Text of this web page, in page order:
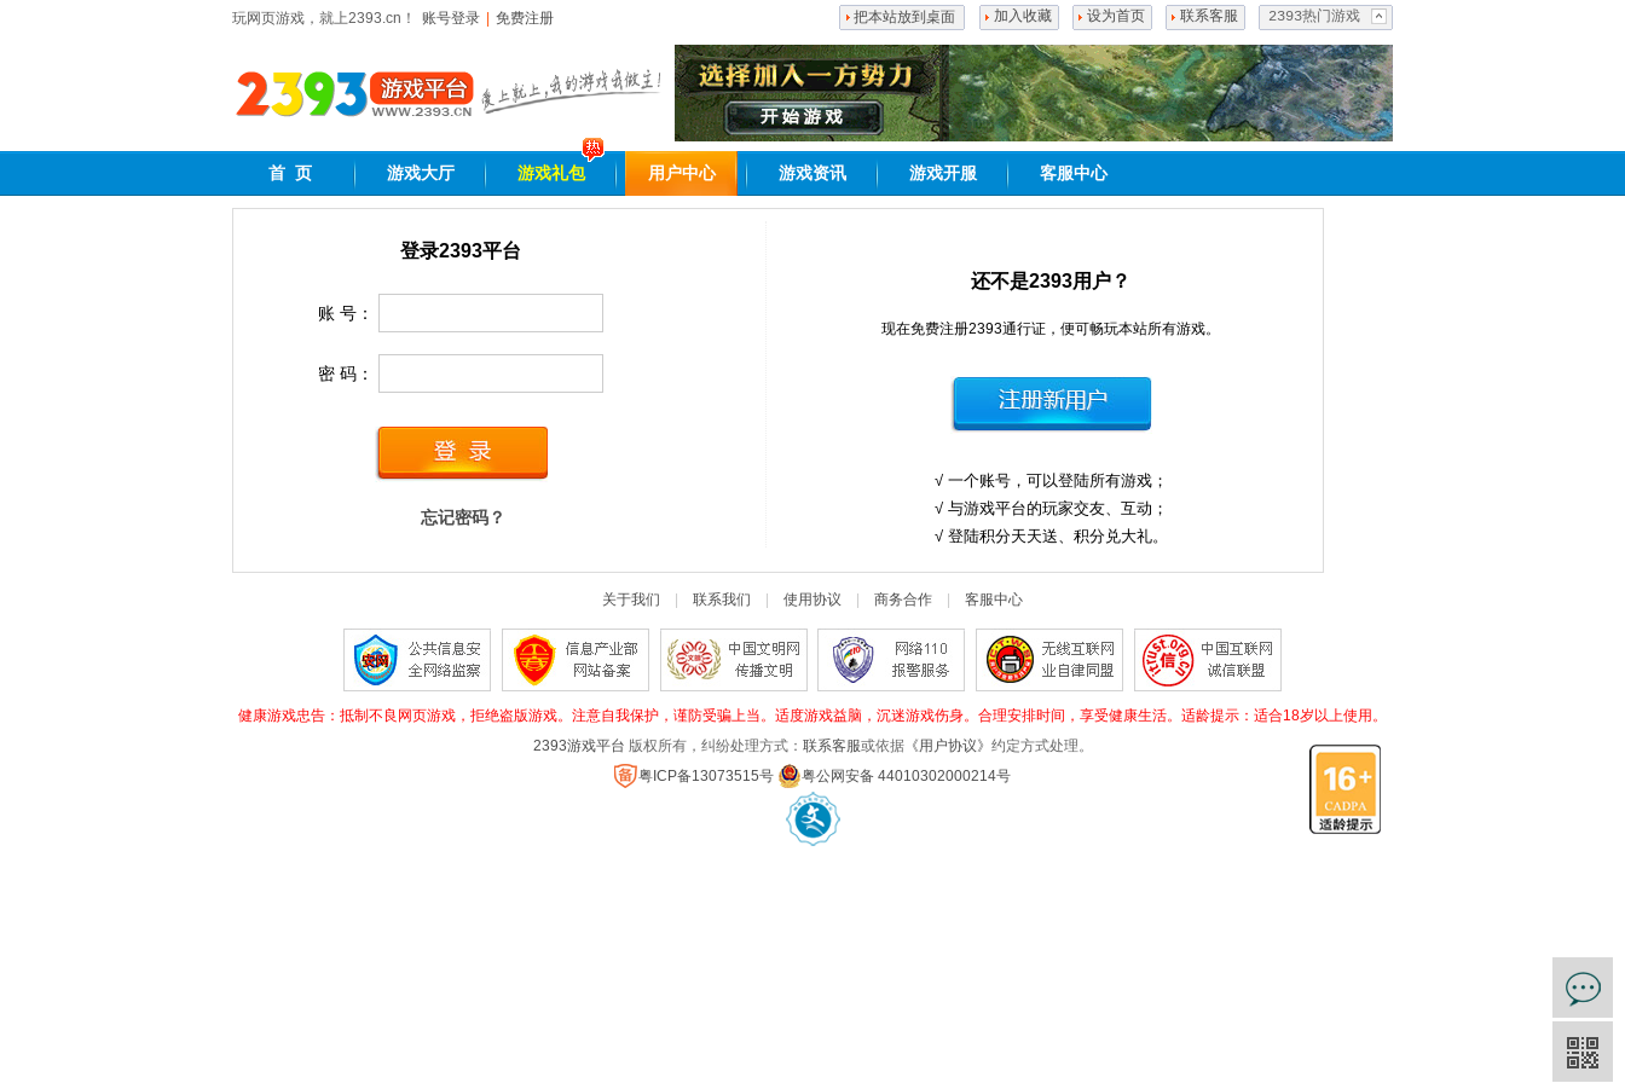
玩网页游戏，就上2393.cn！ 账号登录 免费注册 2393热门游戏
联系客服
设为首页
加入收藏
把本站放到桌面
首 页 游戏大厅 游戏礼包 用户中心 游戏资讯 游戏开服 客服中心
登录2393平台
账 号：
密 码：
忘记密码？
还不是2393用户？
现在免费注册2393通行证，便可畅玩本站所有游戏。
√ 一个账号，可以登陆所有游戏；
√ 与游戏平台的玩家交友、互动；
√ 登陆积分天天送、积分兑大礼。
关于我们 联系我们 使用协议 商务合作 客服中心
健康游戏忠告：抵制不良网页游戏，拒绝盗版游戏。注意自我保护，谨防受骗上当。适度游戏益脑，沉迷游戏伤身。合理安排时间，享受健康生活。适龄提示：适合18岁以上使用。
2393游戏平台 版权所有，纠纷处理方式： 联系客服或依据《用户协议》 约定方式处理。
粤ICP备13073515号
粤公网安备 44010302000214号